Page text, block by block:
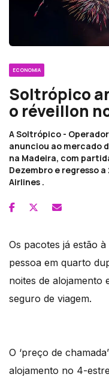
ECONOMIA
Soltrópico
o réveillon
A Soltrópico -
anunciou ao mercado
na Madeira, com
Dezembro e regresso
Airlines .
Os pacotes já estão
pessoa em quarto
noites de alojamento
seguro de viagem.
O ‘preço de
alojamento no 4-